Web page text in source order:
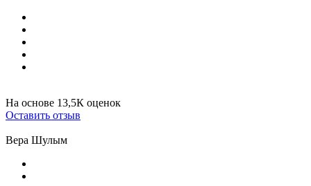
На основе 13,5К оценок
Оставить отзыв
Вера Шулым